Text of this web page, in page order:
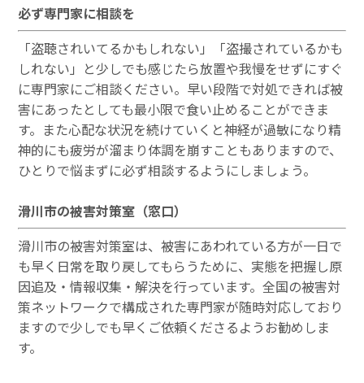
必ず専門家に相談を
「盗聴されいてるかもしれない」「盗撮されているかも
しれない」と少しでも感じたら放置や我慢をせずにすぐ
に専門家にご相談ください。早い段階で対処できれば被
害にあったとしても最小限で食い止めることができま
す。また心配な状況を続けていくと神経が過敏になり精
神的にも疲労が溜まり体調を崩すこともありますので、
ひとりで悩まずに必ず相談するようにしましょう。
滑川市の被害対策室（窓口）
滑川市の被害対策室は、被害にあわれている方が一日で
も早く日常を取り戻してもらうために、実態を把握し原
因追及・情報収集・解決を行っています。全国の被害対
策ネットワークで構成された専門家が随時対応しており
ますので少しでも早くご依頼くださるようお勧めしま
す。